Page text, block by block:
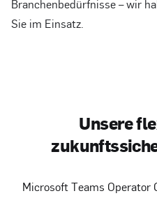
Branchenbedürfnisse – wir
Sie im Einsatz.
Unserefle
zukunftssich
Select a tab